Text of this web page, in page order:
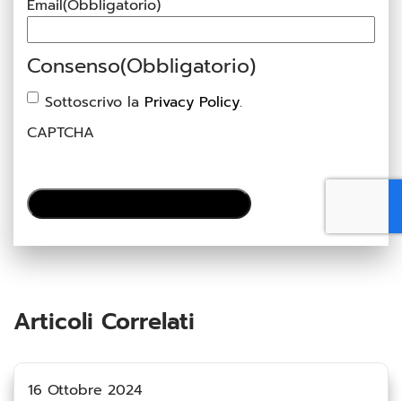
Email(Obbligatorio)
Consenso(Obbligatorio)
Sottoscrivo la Privacy Policy.
CAPTCHA
Articoli Correlati
16 Ottobre 2024